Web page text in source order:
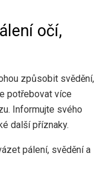
očí,
způsobit svědění,
potřebovat více
Informujte svého
další příznaky.
pálení, svědění a